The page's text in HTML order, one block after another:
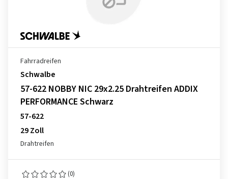
Fahrradreifen
Schwalbe
57-622 NOBBY NIC 29x2.25 Drahtreifen ADDIX
PERFORMANCE Schwarz
57-622
29 Zoll
Drahtreifen
(0)